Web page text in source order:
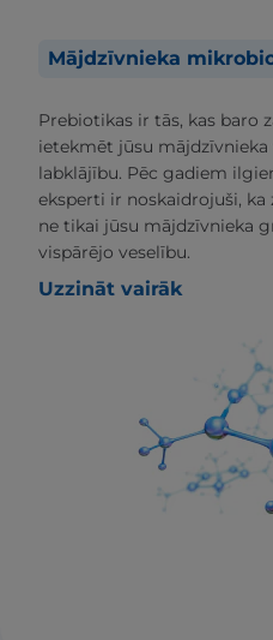
Mājdzīvnieka
Prebiotikas ir tās, kas baro
ietekmēt jūsu mājdzīvnieka
labklājību. Pēc gadiem
eksperti ir noskaidrojuši,
ne tikai jūsu mājdzīvnieka
vispārējo veselību.
Uzzināt vairāk